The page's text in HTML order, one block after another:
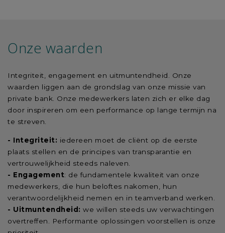
Onze waarden
Integriteit, engagement en uitmuntendheid. Onze
waarden liggen aan de grondslag van onze missie van
private bank. Onze medewerkers laten zich er elke dag
door inspireren om een performance op lange termijn na
te streven.
- Integriteit: iedereen moet de cliënt op de eerste
plaats stellen en de principes van transparantie en
vertrouwelijkheid steeds naleven.
- Engagement: de fundamentele kwaliteit van onze
medewerkers, die hun beloftes nakomen, hun
verantwoordelijkheid nemen en in teamverband werken.
- Uitmuntendheid: we willen steeds uw verwachtingen
overtreffen. Performante oplossingen voorstellen is onze